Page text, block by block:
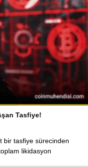
Tasfiye!
bir tasfiye sürecinden
likidasyon